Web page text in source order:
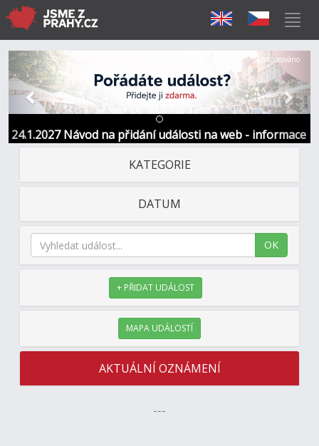
24.1.2027 Návod na přidání události na web - informace
a kontakt
Předchozí Další
Sponzorováno
KATEGORIE
DATUM
OK
+ PŘIDAT UDÁLOST
MAPA UDÁLOSTÍ
AKTUÁLNÍ OZNÁMENÍ
---